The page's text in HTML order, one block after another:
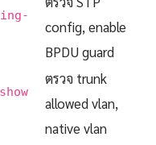
config, enable
BPDU guard
show
ตรวจ trunk
allowed vlan,
native vlan